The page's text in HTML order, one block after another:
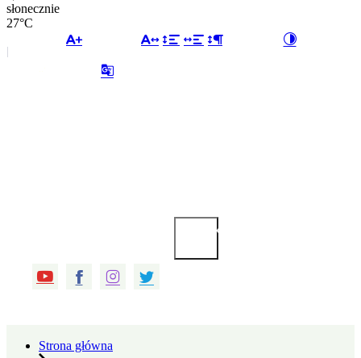
słonecznie
27°C
Kliknij
Strona główna